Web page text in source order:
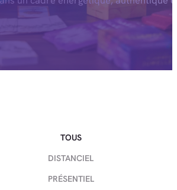
TOUS
DISTANCIEL
PRÉSENTIEL